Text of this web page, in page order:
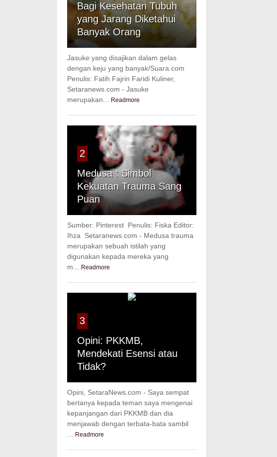
Bagi Kesehatan Tubuh
yang Jarang Diketahui
Banyak Orang
Jasuke yang disajikan dalam gelas
dengan keju yang banyak/Suara.com
Penulis: Fatih Fajrin Faridi Kuliner,
Setaranews.com - Jasuke
merupakan...
Readmore
2
Medusa : Simbol
Kekuatan Trauma Sang
Puan
Sumber: Pinterest Penulis: Fiska Editor:
Ihza Setaranews.com - Medusa trauma
merupakan sebuah istilah yang
digunakan kepada mereka yang
m...
Readmore
3
Opini: PKKMB,
Mendekati Esensi atau
Tidak?
Opini, SetaraNews.com - Saya sempat
bertanya kepada teman saya mengenai
kepanjangan dari PKKMB dan dia
menjawab dengan terbata-bata sambil
Readmore